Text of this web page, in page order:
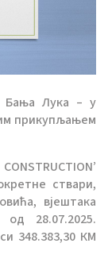
Бања Лука – у
прикупљањем
ствари,
вјештака
28.07.2025.
348.383,30 КМ